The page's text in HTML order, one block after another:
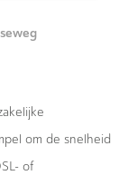
om de snelheid
of